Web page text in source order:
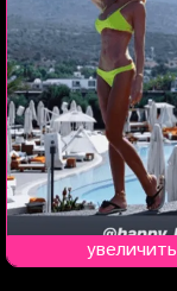
увеличить